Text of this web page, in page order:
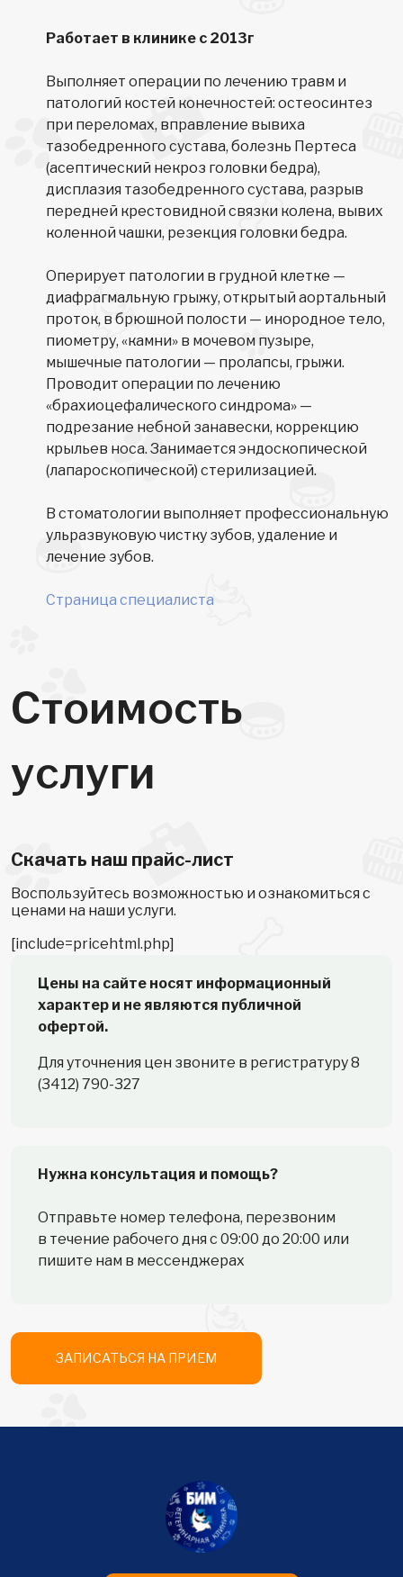
Работает в клинике с 2013г
Выполняет операции по лечению травм и
патологий костей конечностей: остеосинтез
при переломах, вправление вывиха
тазобедренного сустава, болезнь Пертеса
(асептический некроз головки бедра),
дисплазия тазобедренного сустава, разрыв
передней крестовидной связки колена, вывих
коленной чашки, резекция головки бедра.
Оперирует патологии в грудной клетке —
диафрагмальную грыжу, открытый аортальный
проток, в брюшной полости — инородное тело,
пиометру, «камни» в мочевом пузыре,
мышечные патологии — пролапсы, грыжи.
Проводит операции по лечению
«брахиоцефалического синдрома» —
подрезание небной занавески, коррекцию
крыльев носа. Занимается эндоскопической
(лапароскопической) стерилизацией.
В стоматологии выполняет профессиональную
ульразвуковую чистку зубов, удаление и
лечение зубов.
Страница специалиста
Стоимость
услуги
Cкачать наш прайс-лист
Воспользуйтесь возможностью и ознакомиться с
ценами на наши услуги.
[include=pricehtml.php]
Цены на сайте носят информационный
характер и не являются публичной
офертой.
Для уточнения цен звоните в регистратуру8
(3412) 790-327
Нужна консультация и помощь?
Отправьте номер телефона, перезвоним
в течение рабочего дня с 09:00 до 20:00 или
пишите нам в мессенджерах
ЗАПИСАТЬСЯ НА ПРИЕМ